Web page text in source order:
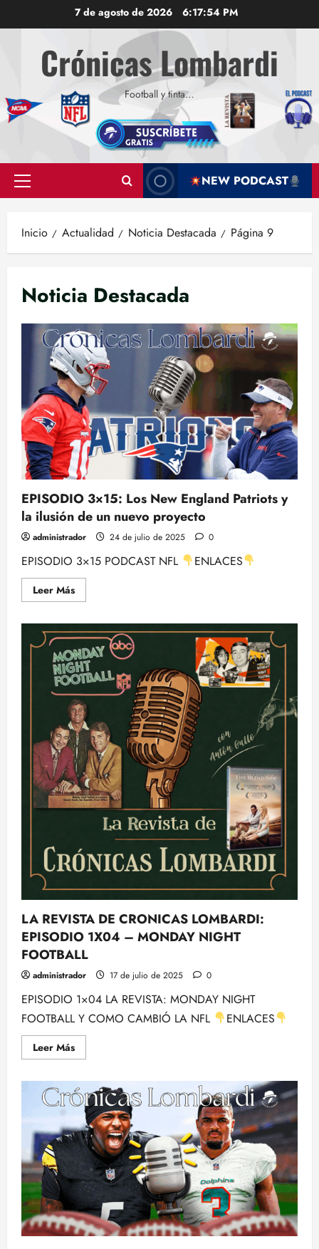
al
contenido
7 de agosto de 2026 6:17:55 PM
Crónicas Lombardi
Football y tinta…
Menú
NEW PODCAST
Inicio Actualidad Noticia Destacada Página 9
Noticia Destacada
EPISODIO 3×15: Los New England Patriots y
la ilusión de un nuevo proyecto
administrador 24 de julio de 2025 0
EPISODIO 3×15 PODCAST NFL ENLACES
Leer MásLeer
más
EPISODIO
3×15:
Los
New
England
Patriots
y
la
ilusión
de
un
nuevo
proyecto
LA REVISTA DE CRONICAS LOMBARDI:
EPISODIO 1X04 – MONDAY NIGHT
FOOTBALL
administrador 17 de julio de 2025 0
EPISODIO 1×04 LA REVISTA: MONDAY NIGHT
FOOTBALL Y COMO CAMBIÓ LA NFL
ENLACES
Leer MásLeer
más
LA
REVISTA
DE
CRONICAS
LOMBARDI:
EPISODIO
1X04
MONDAY
NIGHT
FOOTBALL